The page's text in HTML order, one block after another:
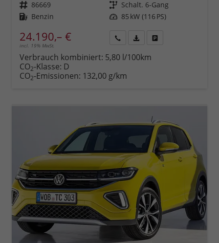
Fahrzeugnr. 86669 Getriebe Schalt. 6-Gang
Kraftstoff Benzin Leistung 85 kW (116 PS)
24.190,– €
incl. 19% MwSt.
anfordern
Datei,
Verbrauch kombiniert: 5,80 l/100km
CO2-Klasse: D
CO2-Emissionen: 132,00 g/km